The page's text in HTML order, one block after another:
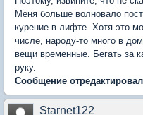
Меня больше волновало
курение в лифте. Хотя это
числе, народу-то много в
вещи временные. Бегать за
руку.
Сообщение
Starnet122